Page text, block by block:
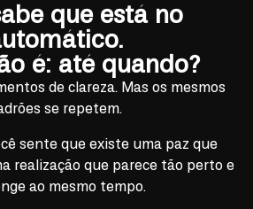
que está no
é: até quando?
de clareza. Mas os mesmos
se repetem.
sente que existe uma paz que
realização que parece tão perto e
ao mesmo tempo.